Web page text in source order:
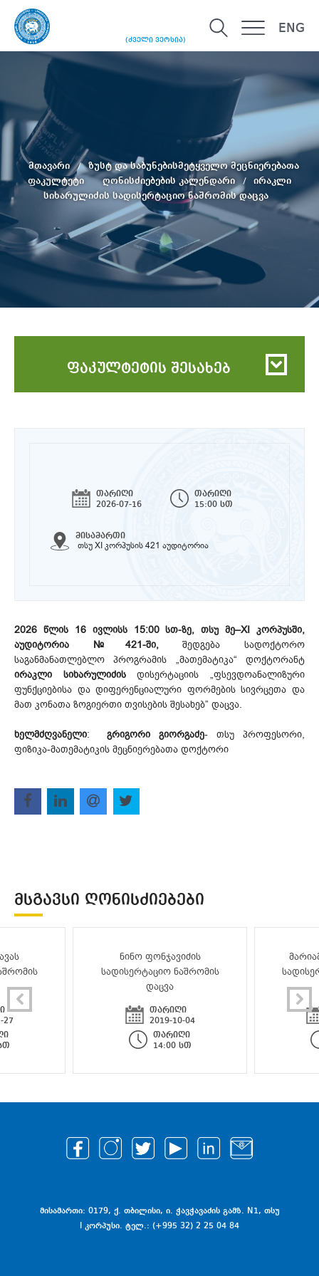
(ძველი ვერსია)
ENG
მთავარი
ზუსტ და საბუნებისმეტყველო მეცნიერებათა
ფაკულტეტი
ღონისძიებების კალენდარი
ირაკლი
სიხარულიძის სადისერტაციო ნაშრომის დაცვა
ფაკულტეტის შესახებ
თარიღი
2026-07-16
თარიღი
15:00 სთ
მისამართი
თსუ XI კორპუსის 421 აუდიტორია
2026 წლის 16 ივლისს 15:00 სთ-ზე, თსუ მე–XI კორპუსში,
აუდიტორია №421-ში,შედგება სადოქტორო
საგანმანათლებლო პროგრამის „მათემატიკა“ დოქტო­რანტ
ირაკლი სიხარულიძისდისერტაციის „ფსევდოანალიზური
ფუნქციებისა და დიფერენციალური ფორმების სივრცეთა და
მათ კონათა ზოგიერთი თვისების შესახებ” დაცვა.
ხელმძღვანელი: გრიგორი გიორგაძე- თსუ პროფესორი,
ფიზიკა-მათემატიკის მეცნიერებათა დოქტორი
ᲛᲡᲒᲐᲕᲡᲘ ᲦᲝᲜᲘᲡᲫᲘᲔᲑᲔᲑᲘ
27
ნინო ფონჯავიძის
სადისერტაციო ნაშრომის
დაცვა
თარიღი
2019-10-04
თარიღი
14:00 სთ
მისამართი: 0179, ქ. თბილისი, ი. ჭავჭავაძის გამზ. N1, თსუ
I კორპუსი. ტელ.: (+995 32) 2 25 04 84